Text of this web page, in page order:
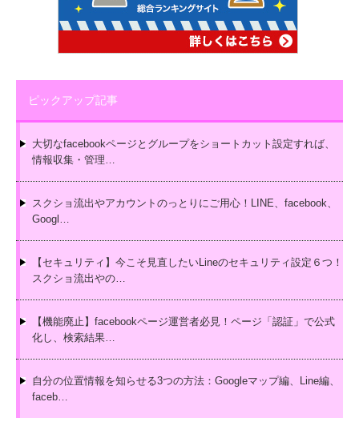
ピックアップ記事
大切なfacebookページとグループをショートカット設定すれば、
情報収集・管理…
スクショ流出やアカウントのっとりにご用心！LINE、facebook、
Googl…
【セキュリティ】今こそ見直したいLineのセキュリティ設定６つ！
スクショ流出やの…
【機能廃止】facebookページ運営者必見！ページ「認証」で公式
化し、検索結果…
自分の位置情報を知らせる3つの方法：Googleマップ編、Line編、
faceb…